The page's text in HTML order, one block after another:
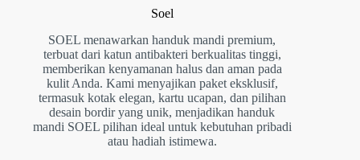
Soel
SOEL menawarkan handuk mandi premium,
terbuat dari katun antibakteri berkualitas tinggi,
memberikan kenyamanan halus dan aman pada
kulit Anda. Kami menyajikan paket eksklusif,
termasuk kotak elegan, kartu ucapan, dan pilihan
desain bordir yang unik, menjadikan handuk
mandi SOEL pilihan ideal untuk kebutuhan pribadi
atau hadiah istimewa.